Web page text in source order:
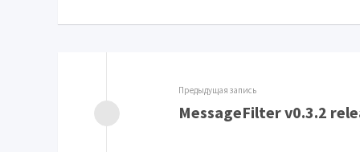
Предыдущая запись
MessageFilter v0.3.2